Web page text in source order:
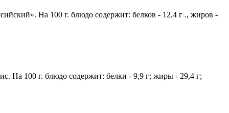
На 100 г. блюдо содержит: белков - 12,4 г ., жиров -
На 100 г. блюдо содержит: белки - 9,9 г; жиры - 29,4 г;